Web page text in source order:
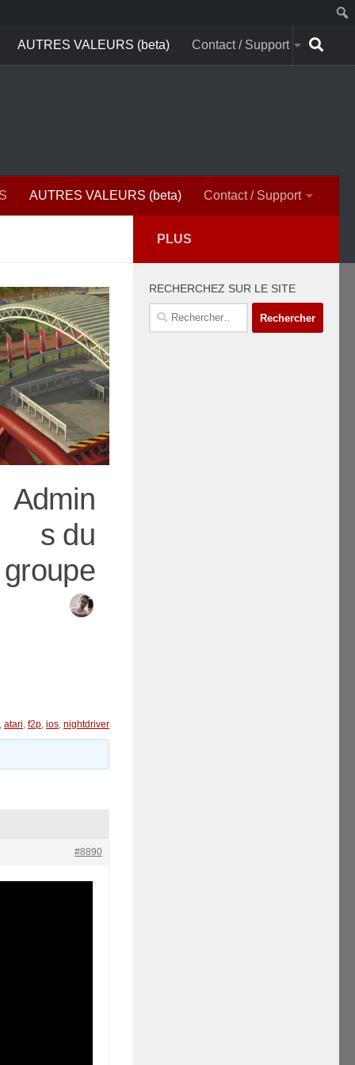
AUTRES VALEURS (beta) Contact / Support
AUTRES VALEURS (beta) Contact / Support
Admin
s du
groupe
, atari, f2p, ios, nightdriver
#8890
PLUS
RECHERCHEZ SUR LE SITE
Rechercher :